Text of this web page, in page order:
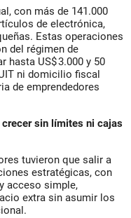
con más de 141.000
de electrónica,
Estas operaciones
del régimen de
hasta US$ 3.000 y 50
ni domicilio fiscal
de emprendedores
crecer sin límites ni cajas
tuvieron que salir a
estratégicas, con
acceso simple,
extra sin asumir los